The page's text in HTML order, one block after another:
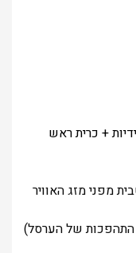
+ כרית ראש
מפני מזג האוויר
התהפכות של הערסל)